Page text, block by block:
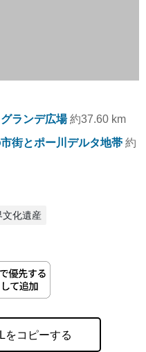
ランデ広場 約37.60 km
街とポー川デルタ地帯 約
文化遺産
をコピーする